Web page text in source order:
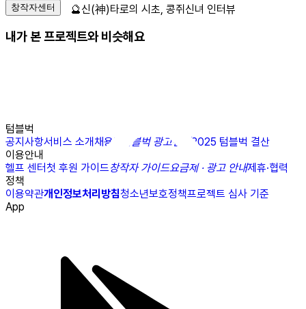
창작자센터
내가 본 프로젝트와 비슷해요
텀블벅
공지사항서비스 소개채용N 텀블벅 광고센터
2025 텀블벅 결산
이용안내
헬프 센터첫 후원 가이드창작자 가이드요금제 · 광고 안내제휴·협력
정책
이용약관개인정보처리방침청소년보호정책프로젝트 심사 기준
App
🔮신(神)타로의 시초, 콩쥐신녀 인터뷰